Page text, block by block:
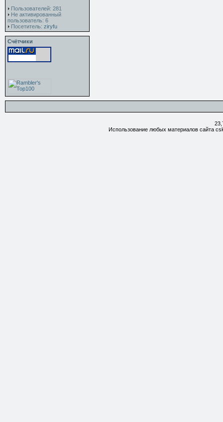
Пользователей: 281
Не активированный
пользователь: 6
Посетитель: ziryfu
Счётчики
Использование любых материалов сайта